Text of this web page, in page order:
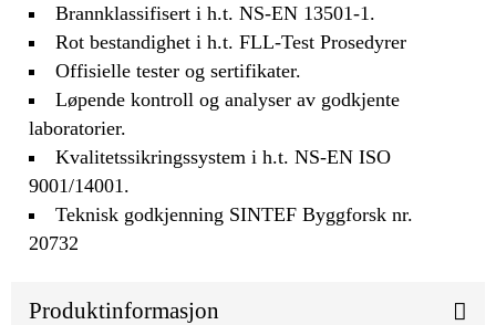
Brannklassifisert i h.t. NS-EN 13501-1.
Rot bestandighet i h.t. FLL-Test Prosedyrer
Offisielle tester og sertifikater.
Løpende kontroll og analyser av godkjente
laboratorier.
Kvalitetssikringssystem i h.t. NS-EN ISO
9001/14001.
Teknisk godkjenning SINTEF Byggforsk nr.
20732
Produktinformasjon